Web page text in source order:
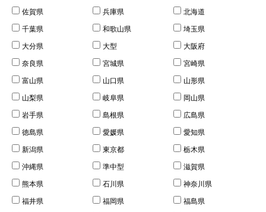
佐賀県
兵庫県
北海道
千葉県
和歌山県
埼玉県
大分県
大型
大阪府
奈良県
宮城県
宮崎県
富山県
山口県
山形県
山梨県
岐阜県
岡山県
岩手県
島根県
広島県
徳島県
愛媛県
愛知県
新潟県
東京都
栃木県
沖縄県
準中型
滋賀県
熊本県
石川県
神奈川県
福井県
福岡県
福島県